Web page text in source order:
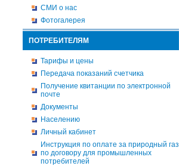
СМИ о нас
Фотогалерея
ПОТРЕБИТЕЛЯМ
Тарифы и цены
Передача показаний счетчика
Получение квитанции по электронной
почте
Документы
Населению
Личный кабинет
Инструкция по оплате за природный газ
по договору для промышленных
потребителей